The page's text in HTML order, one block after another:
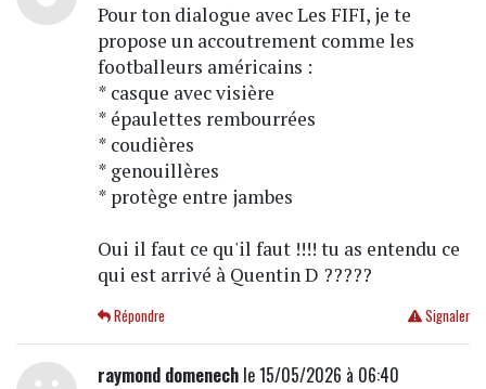
Pour ton dialogue avec Les FIFI, je te
propose un accoutrement comme les
footballeurs américains :
* casque avec visière
* épaulettes rembourrées
* coudières
* genouillères
* protège entre jambes
Oui il faut ce qu'il faut !!!! tu as entendu ce
qui est arrivé à Quentin D ?????
Signaler
Répondre
raymond domenechle 15/05/2026 à 06:40